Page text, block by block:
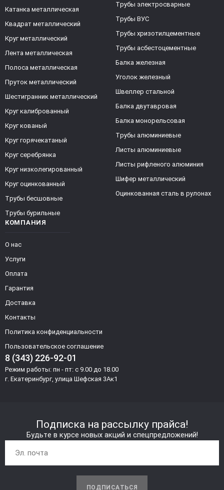
КОМПАНИЯ
О нас
Услуги
Оплата
Гарантия
Доставка
Контакты
Политика конфиденциальности
Пользовательское соглашение
8 (343) 226-92-01
Режим работы: пн - пт: с 9.00 до 18.00
г. Екатеринбург, улица Шефская 3Ак1
Катанка металлическая
Квадрат металлический
Круг металлический
Лента металлическая
Полоса металлическая
Пруток металлический
Шестигранник металлический
Круг калиброванный
Круг кованый
Круг горячекатаный
Круг серебрянка
Круг низколегированный
Круг оцинкованный
Трубы бесшовные
Трубы бурильные
Трубы электросварные
Трубы ВУС
Трубы хризотилцементные
Трубы асбестоцементные
Балка железная
Уголок железный
Швеллер стальной
Балка двутавровая
Балка монорельсовая
Трубы алюминиевые
Листы алюминиевые
Листы рифленого алюминия
Шифер металлический
Оцинкованная сталь в рулонах
Подписка на рассылку прайса!
Будьте в курсе новых акций и спецпредложений!
ПОДПИСАТЬСЯ